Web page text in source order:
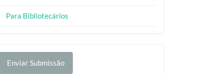
Para Bibliotecários
Enviar Submissão